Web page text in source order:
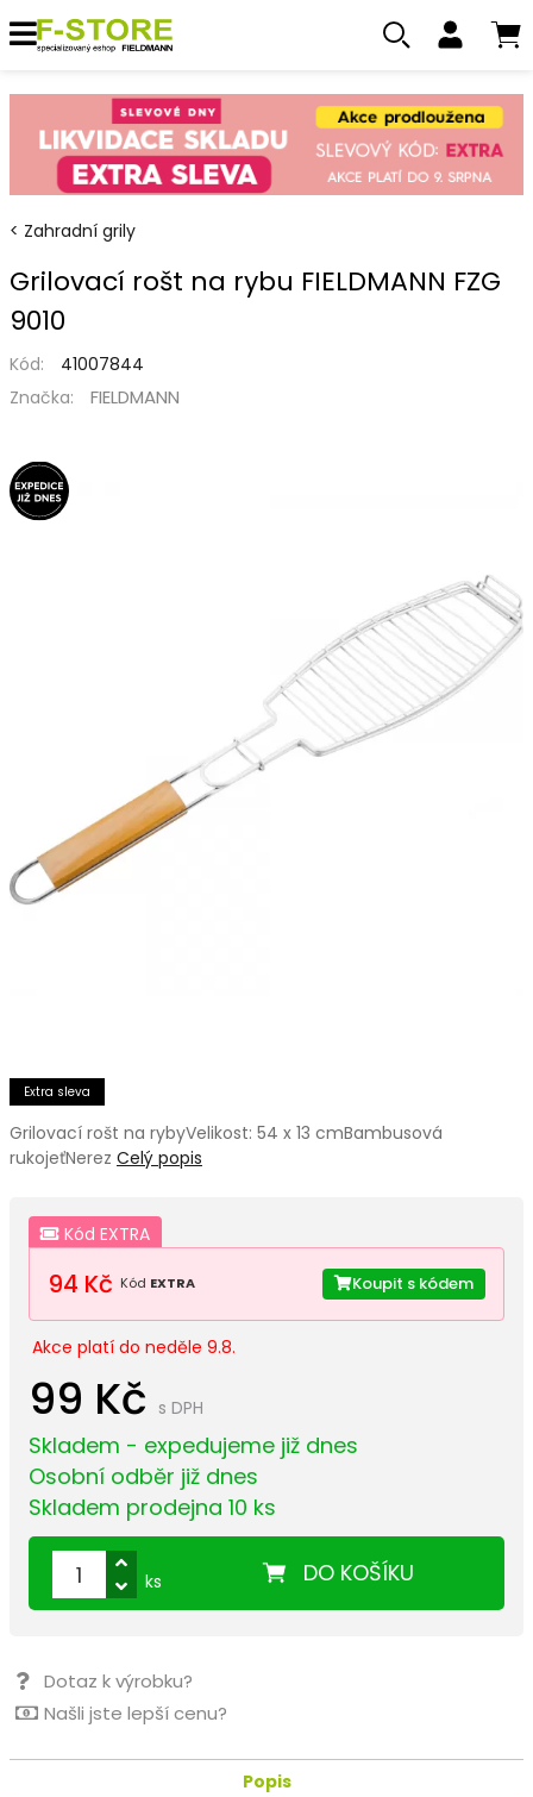
Zahradní grily
Grilovací rošt na rybu FIELDMANN FZG
9010
Kód:
41007844
Značka:
FIELDMANN
Extra sleva
Grilovací rošt na rybyVelikost: 54 x 13 cmBambusová
rukojeťNerez Celý popis
Kód EXTRA
94 Kč Kód EXTRA Koupit s kódem
Akce platí do neděle 9.8.
99 Kč s DPH
Skladem - expedujeme již dnes
Osobní odběr již dnes
Skladem prodejna 10 ks
DO KOŠÍKU
ks
Dotaz k výrobku?
Našli jste lepší cenu?
Popis